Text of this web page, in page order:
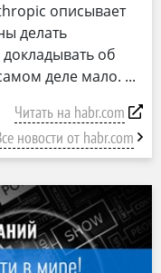
описывает
делать
об
деле мало.
Читать на habr.com
новости от habr.com